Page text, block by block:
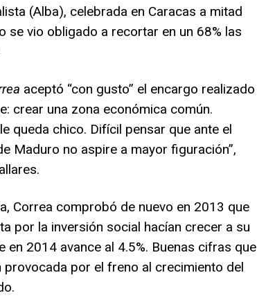
(Alba), celebrada en Caracas a mitad
se vio obligado a recortar en un 68% las
aceptó “con gusto” el encargo realizado
crear una zona económica común.
queda chico. Difícil pensar que ante el
Maduro no aspire a mayor figuración”,
Correa comprobó de nuevo en 2013 que
por la inversión social hacían crecer a su
en 2014 avance al 4.5%. Buenas cifras que
por el freno al crecimiento del